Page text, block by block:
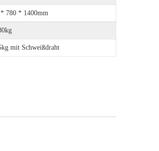
* 780 * 1400mm
mit Schweißdraht